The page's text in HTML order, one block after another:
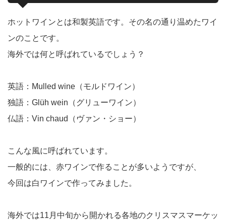
ホットワインとは和製英語です。その名の通り温めたワイ
ンのことです。
海外では何と呼ばれているでしょう？
英語：Mulled wine（モルドワイン）
独語：Glüh wein（グリューワイン）
仏語：Vin chaud（ヴァン・ショー）
こんな風に呼ばれています。
一般的には、赤ワインで作ることが多いようですが、
今回は白ワインで作ってみました。
海外では11月中旬から開かれる各地のクリスマスマーケッ